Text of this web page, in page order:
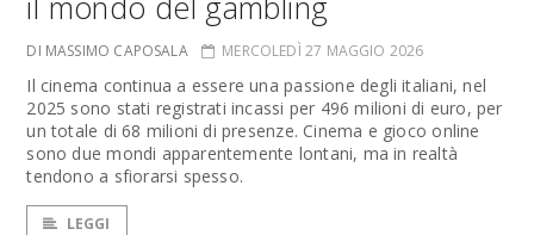
DI MASSIMO CAPOSALA MERCOLEDÌ 27 MAGGIO 2026
Il cinema continua a essere una passione degli italiani, nel
2025 sono stati registrati incassi per 496 milioni di euro, per
un totale di 68 milioni di presenze. Cinema e gioco online
sono due mondi apparentemente lontani, ma in realtà
tendono a sfiorarsi spesso.
LEGGI